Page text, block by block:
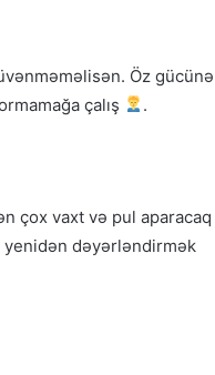
Öz gücünə
çalış .
çox vaxt və pul aparacaq
yenidən dəyərləndirmək